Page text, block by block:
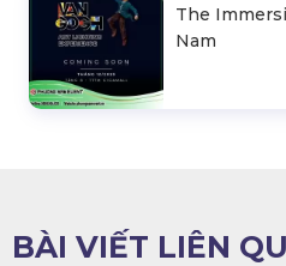
The
Nam
BÀI VIẾT LIÊN